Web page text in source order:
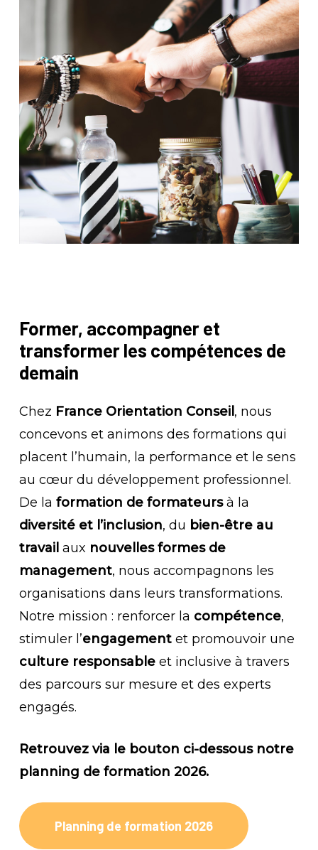
Former, accompagneret
transformerles compétences de
demain
Chez France Orientation Conseil , nous
concevons et animons des formations qui
placent l’humain, la performance et le sens
au cœur du développement professionnel.
De la formation de formateursà la
diversité et l’inclusion, du bien-être au
travail aux nouvelles formes de
management, nous accompagnons les
organisations dans leurs transformations.
Notre mission : renforcer la compétence,
stimuler l’engagementet promouvoir une
culture responsableet inclusive à travers
des parcours sur mesure et des experts
engagés.
Retrouvez via le bouton ci-dessous notre
planning de formation 2026.
Planning de formation 2026